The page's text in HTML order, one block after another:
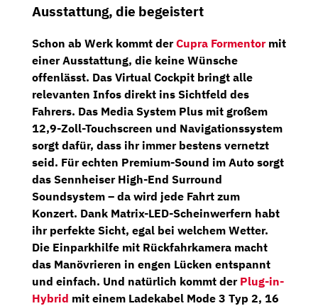
Ausstattung, die begeistert
Schon ab Werk kommt derCupra Formentormit
einer Ausstattung, die keine Wünsche
offenlässt. Das Virtual Cockpit bringt alle
relevanten Infos direkt ins Sichtfeld des
Fahrers. Das Media System Plus mit großem
12,9-Zoll-Touchscreen und Navigationssystem
sorgt dafür, dass ihr immer bestens vernetzt
seid. Für echten Premium-Sound im Auto sorgt
das Sennheiser High-End Surround
Soundsystem – da wird jede Fahrt zum
Konzert. Dank Matrix-LED-Scheinwerfern habt
ihr perfekte Sicht, egal bei welchem Wetter.
Die Einparkhilfe mit Rückfahrkamera macht
das Manövrieren in engen Lücken entspannt
und einfach. Und natürlich kommt der Plug-in-
Hybrid mit einem Ladekabel Mode 3 Typ 2, 16